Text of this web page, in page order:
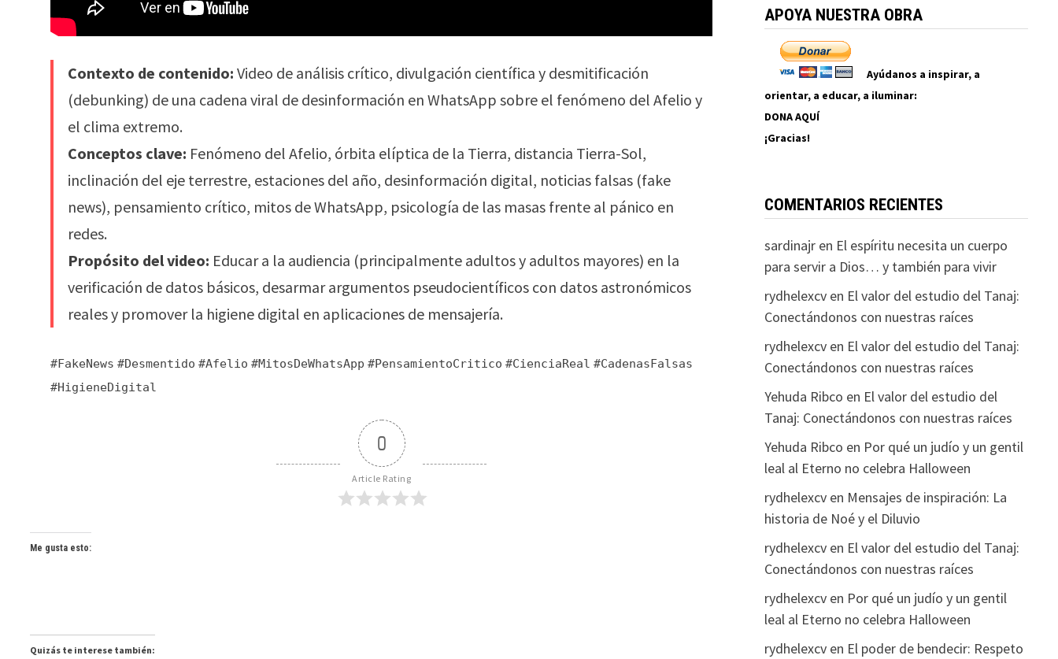
Contexto de contenido: Video de análisis crítico, divulgación científica y desmitificación
(debunking) de una cadena viral de desinformación en WhatsApp sobre el fenómeno del Afelio y
el clima extremo.
Conceptos clave: Fenómeno del Afelio, órbita elíptica de la Tierra, distancia Tierra-Sol,
inclinación del eje terrestre, estaciones del año, desinformación digital, noticias falsas (fake
news), pensamiento crítico, mitos de WhatsApp, psicología de las masas frente al pánico en
redes.
Propósito del video: Educar a la audiencia (principalmente adultos y adultos mayores) en la
verificación de datos básicos, desarmar argumentos pseudocientíficos con datos astronómicos
reales y promover la higiene digital en aplicaciones de mensajería.
#FakeNews #Desmentido #Afelio #MitosDeWhatsApp #PensamientoCritico #CienciaReal #CadenasFalsas
#HigieneDigital
0
Article Rating
Me gusta esto:
Quizás te interese también:
APOYA NUESTRA OBRA
Ayúdanos a inspirar, a
orientar, a educar, a iluminar:
DONA AQUÍ
¡Gracias!
COMENTARIOS RECIENTES
sardinajren El espíritu necesita un cuerpo
para servir a Dios… y también para vivir
rydhelexcven El valor del estudio del Tanaj:
Conectándonos con nuestras raíces
rydhelexcven El valor del estudio del Tanaj:
Conectándonos con nuestras raíces
Yehuda Ribco en El valor del estudio del
Tanaj: Conectándonos con nuestras raíces
Yehuda Ribco en Por qué un judío y un gentil
leal al Eterno no celebra Halloween
rydhelexcven Mensajes de inspiración: La
historia de Noé y el Diluvio
rydhelexcven El valor del estudio del Tanaj:
Conectándonos con nuestras raíces
rydhelexcven Por qué un judío y un gentil
leal al Eterno no celebra Halloween
rydhelexcven El poder de bendecir: Respeto